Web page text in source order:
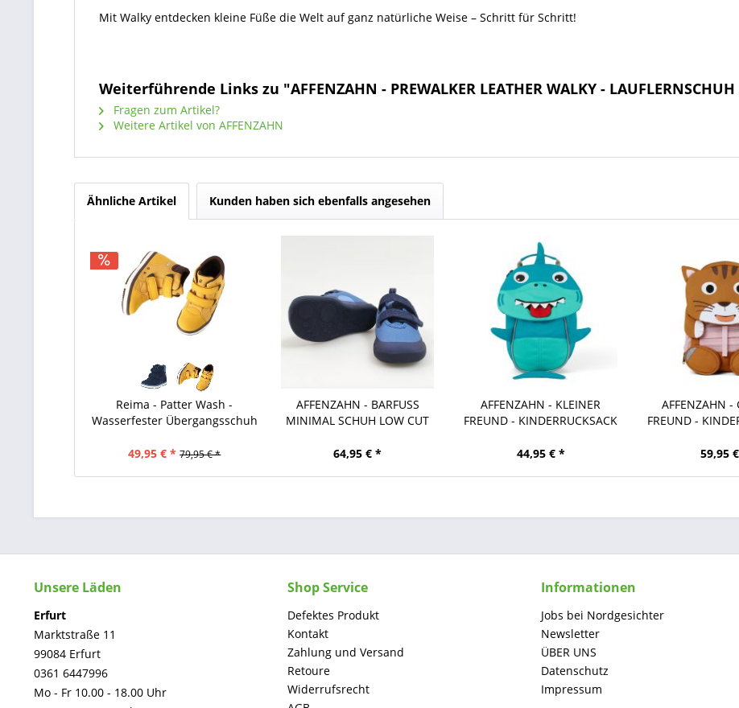
Mit Walky entdecken kleine Füße die Welt auf ganz natürliche Weise – Schritt für Schritt!
Weiterführende Links zu "AFFENZAHN - PREWALKER LEATHER WALKY - LAUFLERNSCHUH
Fragen zum Artikel?
Weitere Artikel von AFFENZAHN
Ähnliche Artikel Kunden haben sich ebenfalls angesehen
Reima - Patter Wash -
Wasserfester Übergangsschuh
49,95 € * 79,95 € *
AFFENZAHN - BARFUSS
MINIMAL SCHUH LOW CUT
64,95 € *
AFFENZAHN - KLEINER
FREUND - KINDERRUCKSACK
44,95 € *
AFFENZAHN -
FREUND -
59,95
Unsere Läden
Erfurt
Marktstraße 11
99084 Erfurt
0361 6447996
Mo - Fr 10.00 - 18.00 Uhr
Shop Service
Defektes Produkt
Kontakt
Zahlung und Versand
Retoure
Widerrufsrecht
Informationen
Jobs bei Nordgesichter
Newsletter
ÜBER UNS
Datenschutz
Impressum